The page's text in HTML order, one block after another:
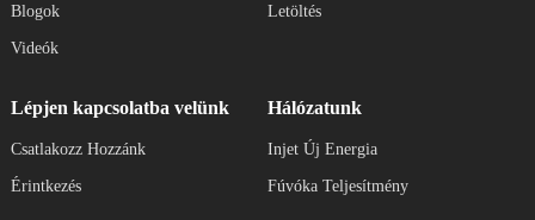
Blogok
Videók
Letöltés
Lépjen kapcsolatba velünk
Csatlakozz Hozzánk
Érintkezés
Hálózatunk
Injet Új Energia
Fúvóka Teljesítmény